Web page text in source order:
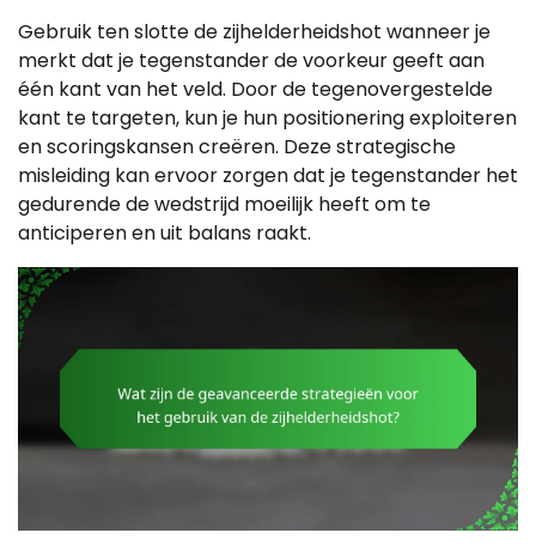
Gebruik ten slotte de zijhelderheidshot wanneer je
merkt dat je tegenstander de voorkeur geeft aan
één kant van het veld. Door de tegenovergestelde
kant te targeten, kun je hun positionering exploiteren
en scoringskansen creëren. Deze strategische
misleiding kan ervoor zorgen dat je tegenstander het
gedurende de wedstrijd moeilijk heeft om te
anticiperen en uit balans raakt.